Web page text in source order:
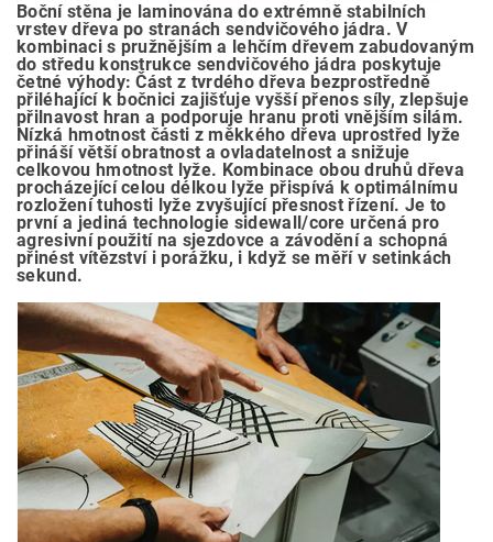
Boční stěna je laminována do extrémně stabilních
vrstev dřeva po stranách sendvičového jádra. V
kombinaci s pružnějším a lehčím dřevem zabudovaným
do středu konstrukce sendvičového jádra poskytuje
četné výhody: Část z tvrdého dřeva bezprostředně
přiléhající k bočnici zajišťuje vyšší přenos síly, zlepšuje
přilnavost hran a podporuje hranu proti vnějším silám.
Nízká hmotnost části z měkkého dřeva uprostřed lyže
přináší větší obratnost a ovladatelnost a snižuje
celkovou hmotnost lyže. Kombinace obou druhů dřeva
procházející celou délkou lyže přispívá k optimálnímu
rozložení tuhosti lyže zvyšující přesnost řízení. Je to
první a jediná technologie sidewall/core určená pro
agresivní použití na sjezdovce a závodění a schopná
přinést vítězství i porážku, i když se měří v setinkách
sekund.